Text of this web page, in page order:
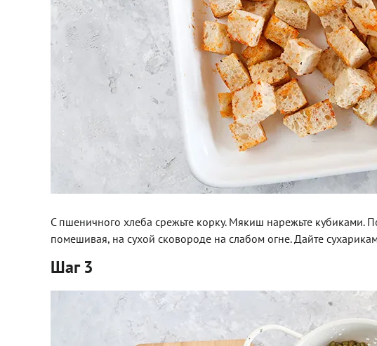
С пшеничного хлеба срежьте корку. Мякиш нарежьте кубиками.
помешивая, на сухой сковороде на слабом огне. Дайте
Шаг 3